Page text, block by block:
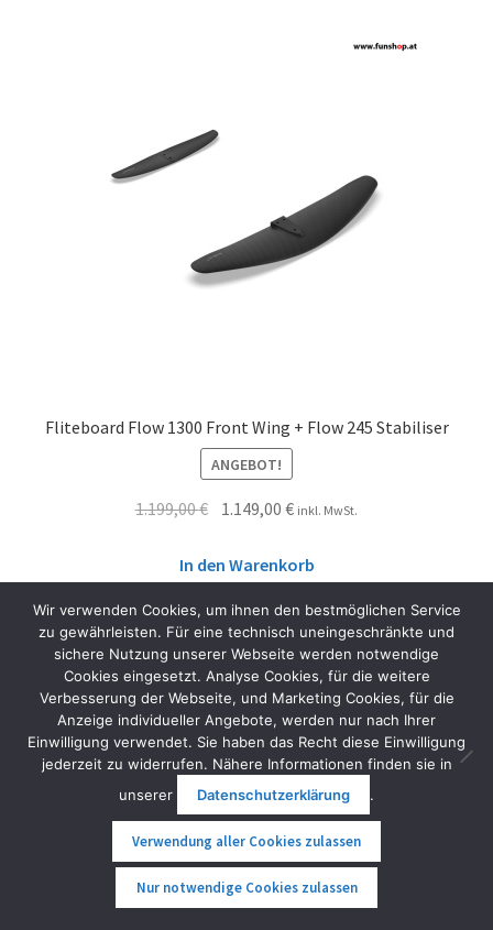
Fliteboard Flow 1300 Front Wing + Flow 245 Stabiliser
ANGEBOT!
1.199,00€ 1.149,00€ inkl. MwSt.
In den Warenkorb
Wir verwenden Cookies, um ihnen den bestmöglichen Service
zu gewährleisten. Für eine technisch uneingeschränkte und
sichere Nutzung unserer Webseite werden notwendige
Cookies eingesetzt. Analyse Cookies, für die weitere
Verbesserung der Webseite, und Marketing Cookies, für die
Anzeige individueller Angebote, werden nur nach Ihrer
Einwilligung verwendet. Sie haben das Recht diese Einwilligung
jederzeit zu widerrufen. Nähere Informationen finden sie in
unserer
Datenschutzerklärung .
Verwendung aller Cookies zulassen
Nur notwendige Cookies zulassen